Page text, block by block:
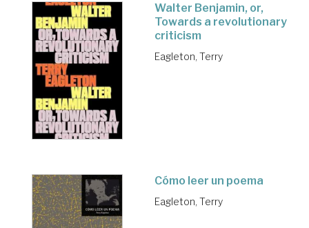
Walter Benjamin, or,
Towards a revolutionary
criticism
Eagleton, Terry
Cómo leer un poema
Eagleton, Terry